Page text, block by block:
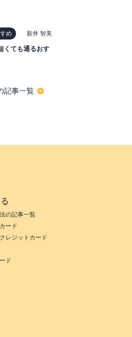
め 新井 智美
くても通るおす
記事一覧
の記事一覧
ード
レジットカード
ド